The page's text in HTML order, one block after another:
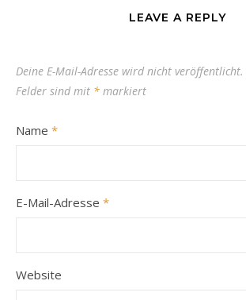
LEAVE A REPLY
Deine E-Mail-Adresse wird nicht veröffentlicht.
Felder sind mit * markiert
Name *
E-Mail-Adresse *
Website